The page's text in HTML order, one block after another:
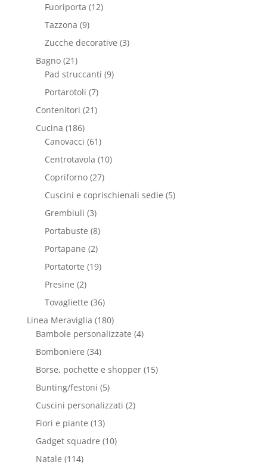
Fuoriporta (12)
Tazzona (9)
Zucche decorative (3)
Bagno (21)
Pad struccanti (9)
Portarotoli (7)
Contenitori (21)
Cucina (186)
Canovacci (61)
Centrotavola (10)
Copriforno (27)
Cuscini e coprischienali sedie (5)
Grembiuli (3)
Portabuste (8)
Portapane (2)
Portatorte (19)
Presine (2)
Tovagliette (36)
Linea Meraviglia (180)
Bambole personalizzate (4)
Bomboniere (34)
Borse, pochette e shopper (15)
Bunting/festoni (5)
Cuscini personalizzati (2)
Fiori e piante (13)
Gadget squadre (10)
Natale (114)